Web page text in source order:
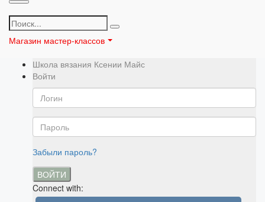
Магазин мастер-классов
Школа вязания Ксении Майс
Войти
Забыли пароль?
ВОЙТИ
Connect with: